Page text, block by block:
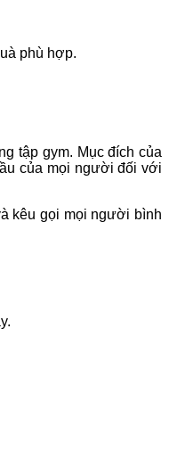
phù hợp.
tập gym. Mục đích của
của mọi người đối với
kêu gọi mọi người bình